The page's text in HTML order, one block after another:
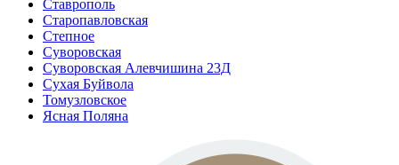
Ставрополь
Старопавловская
Степное
Суворовская
Суворовская Алевчишина 23Д
Сухая Буйвола
Томузловское
Ясная Поляна